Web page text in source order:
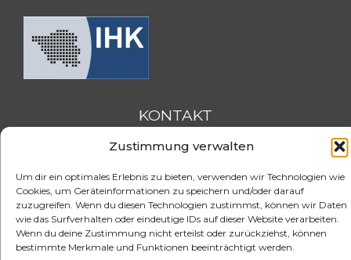
Zustimmung verwalten
Um dir ein optimales Erlebnis zu bieten, verwenden wir Technologien wie
Cookies, um Geräteinformationen zu speichern und/oder darauf
zuzugreifen. Wenn du diesen Technologien zustimmst, können wir Daten
wie das Surfverhalten oder eindeutige IDs auf dieser Website verarbeiten.
Wenn du deine Zustimmung nicht erteilst oder zurückziehst, können
bestimmte Merkmale und Funktionen beeinträchtigt werden.
KONTAKT
Feldmannstraße 26
66119 Saarbrücken
Tel. 0681 / 3905263
Fax. 0681 / 3904620
eMail:info@e-fsh.de